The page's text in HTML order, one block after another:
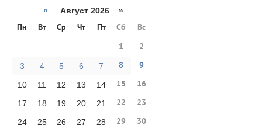
« Август 2026 »
Пн Вт Ср Чт Пт Сб
Вс
1
2
3 4 5 6 7 8 9
10 11 12 13 14 15 16
17 18 19 20 21 22 23
24 25 26 27 28 29 30